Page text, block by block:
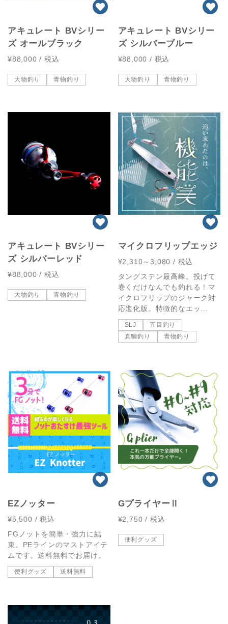
アキュレート BVシリー
ズ オールブラック
¥88,000 / 税込
大物釣り 青物釣り
アキュレート BVシリー
ズ シルバーブルー
¥88,000 / 税込
大物釣り 青物釣り
アキュレート BVシリー
ズ シルバーレッド
¥88,000 / 税込
大物釣り 青物釣り
マイクロフリップエッジ
¥2,310～3,080 / 税込
タングステン最高峰。投げて
巻くだけなんでも釣れる！マ
イクロフリップのジャーク対
応進化版。特徴的なエッ...
SLJ
五目釣り
真鯛釣り
青物釣り
EZノッター
¥5,500 / 税込
FGノットを簡単・強力に結
束。PEラインのマストアイテ
ムです。送料無料でお届け。
便利グッズ 送料無料
GプライヤーⅡ
¥2,750 / 税込
便利グッズ